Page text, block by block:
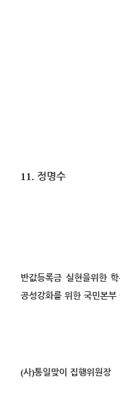
11. 정명수
반값등록금 실현을위한
공성강화를 위한 국민본부
(사)통일맞이 집행위원장